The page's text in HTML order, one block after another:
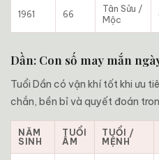
1961 66
Tân Sửu /
Mộc
Dần: Con số may mắn
Tuổi Dần có vận khí tốt khi ưu
chắn, bền bỉ và quyết đoán
NĂM
SINH
TUỔI
ÂM
TUỔI /
MỆNH